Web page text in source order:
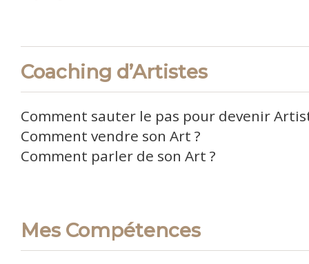
Coaching d’Artistes
Comment sauter le pas pour devenir
Comment vendre son Art ?
Comment parler de son Art ?
Mes Compétences